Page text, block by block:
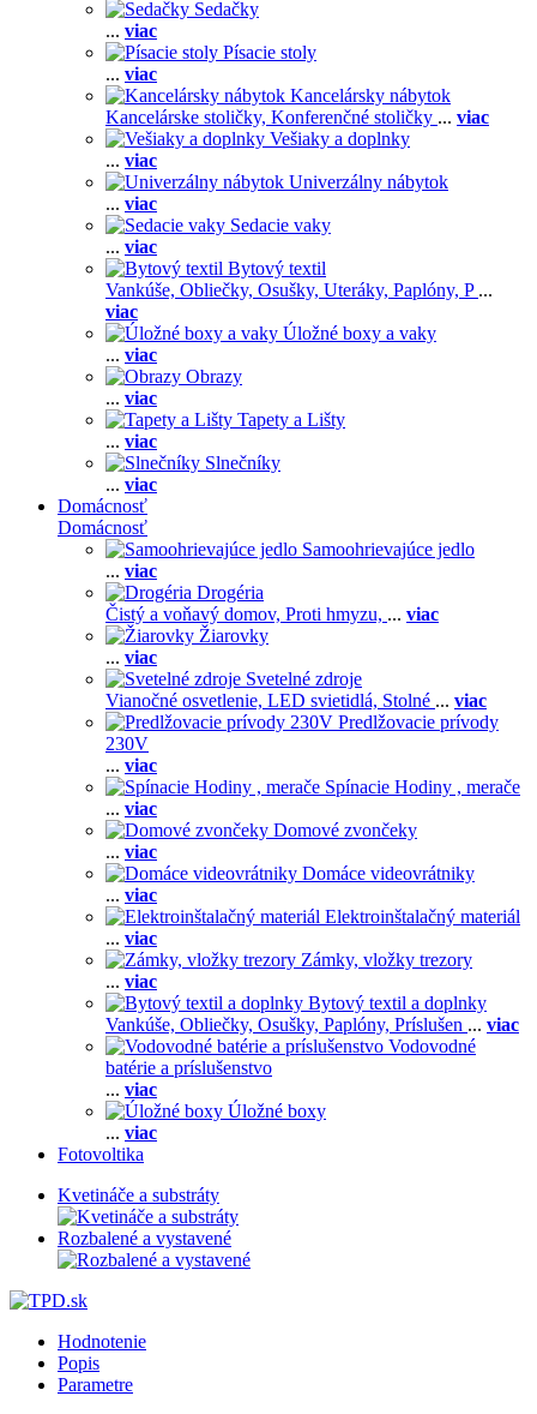
Sedačky
... viac
Písacie stoly
... viac
Kancelársky nábytok
Kancelárske stoličky, Konferenčné stoličky ... viac
Vešiaky a doplnky
... viac
Univerzálny nábytok
... viac
Sedacie vaky
... viac
Bytový textil
Vankúše, Obliečky, Osušky, Uteráky, Paplóny, P ...
viac
Úložné boxy a vaky
... viac
Obrazy
... viac
Tapety a Lišty
... viac
Slnečníky
... viac
Domácnosť
Domácnosť
Samoohrievajúce jedlo
... viac
Drogéria
Čistý a voňavý domov, Proti hmyzu, ... viac
Žiarovky
... viac
Svetelné zdroje
Vianočné osvetlenie, LED svietidlá, Stolné ... viac
Predlžovacie prívody
230V
... viac
Spínacie Hodiny , merače
... viac
Domové zvončeky
... viac
Domáce videovrátniky
... viac
Elektroinštalačný materiál
... viac
Zámky, vložky trezory
... viac
Bytový textil a doplnky
Vankúše, Obliečky, Osušky, Paplóny, Príslušen ... viac
Vodovodné
batérie a príslušenstvo
... viac
Úložné boxy
... viac
Fotovoltika
Kvetináče a substráty
Rozbalené a vystavené
Hodnotenie
Popis
Parametre